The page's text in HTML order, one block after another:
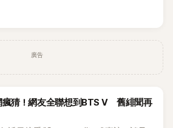
廣告
猜！網友全聯想到BTS V 舊緋聞再